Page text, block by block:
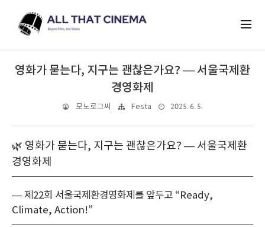
영화가 묻는다, 지구는 괜찮은가요? — 서울국제환
경영화제
모노로그씨 Festa 2025. 6. 5.
🌿 영화가 묻는다, 지구는 괜찮은가요? — 서울국제환
경영화제
— 제22회 서울국제환경영화제를 앞두고 “Ready,
Climate, Action!”